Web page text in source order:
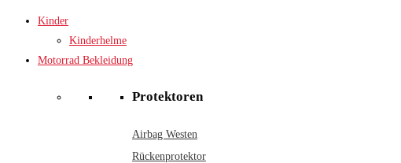
Kinder
Kinderhelme
Motorrad Bekleidung
Protektoren
Airbag Westen
Rückenprotektor